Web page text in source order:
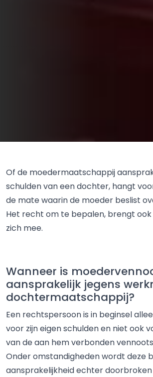
Of de moedermaatschappij
schulden van een dochter, hangt
de mate waarin de moeder beslist
Het recht om te bepalen, brengt
zich mee.
Wanneer is
aansprakelijk jegens
dochtermaatschappij?
Een rechtspersoon is in beginsel
voor zijn eigen schulden en niet ook
van de aan hem verbonden
Onder omstandigheden wordt deze
aansprakelijkheid echter